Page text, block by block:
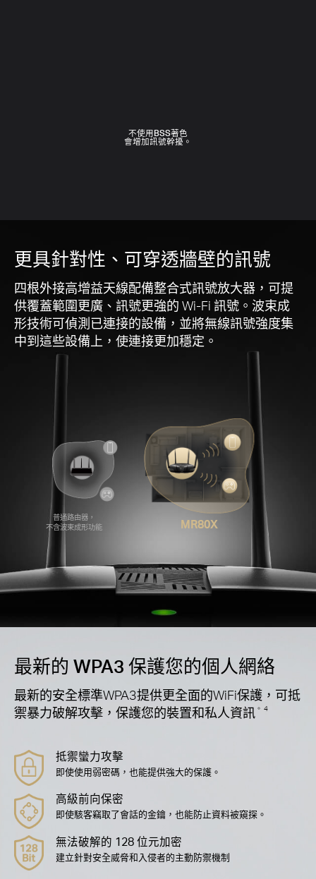
不使用BSS著色
會增加訊號幹擾。
更具針對性、可穿透牆壁的訊號
四根外接高增益天線配備整合式訊號放大器，可提
供覆蓋範圍更廣、訊號更強的 Wi-Fi 訊號。波束成
形技術可偵測已連接的設備，並將無線訊號強度集
中到這些設備上，使連接更加穩定。
普通路由器，
不含波束成形功能
MR80X
最新的 WPA3 保護您的個人網絡
最新的安全標準WPA3提供更全面的WiFi保護，可抵
禦暴力破解攻擊，保護您的裝置和私人資訊 。 4
抵禦蠻力攻擊
即使使用弱密碼，也能提供強大的保護。
高級前向保密
即使駭客竊取了會話的金鑰，也能防止資料被窺探。
無法破解的 128 位元加密
建立針對安全威脅和入侵者的主動防禦機制